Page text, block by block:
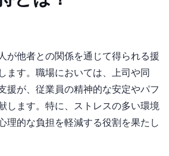
が他者との関係を通じて得られる援
ます。職場においては、上司や同
援が、従業員の精神的な安定やパフ
します。特に、ストレスの多い環境
理的な負担を軽減する役割を果たし